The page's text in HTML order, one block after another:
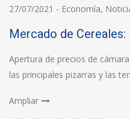
27/07/2021 - Economía,
Mercado de
Apertura de precios de
las principales pizarras y las
Ampliar